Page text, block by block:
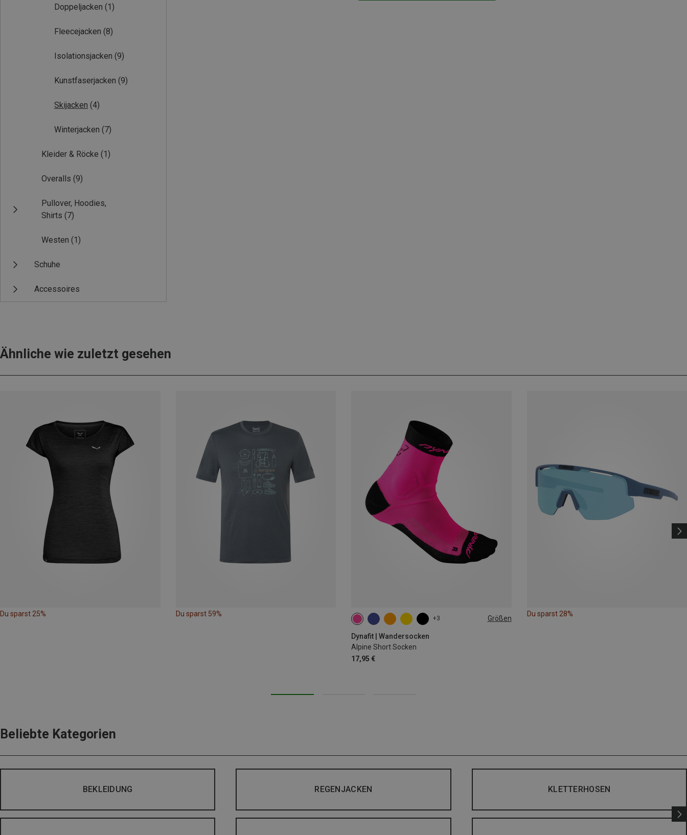
Doppeljacken (1)
Fleecejacken (8)
Isolationsjacken (9)
Kunstfaserjacken (9)
Skijacken (4)
Winterjacken (7)
Kleider & Röcke (1)
Overalls (9)
Pullover, Hoodies,
Shirts (7)
Westen (1)
Schuhe
Accessoires
Ähnliche wie zuletzt gesehen
Du sparst 25% Du sparst 59%
+3 Größen
Dynafit | Wandersocken
Alpine Short Socken
17,95 €
35|36|37|38 39|40|41|42
Du sparst 28%
Beliebte Kategorien
BEKLEIDUNG REGENJACKEN KLETTERHOSEN